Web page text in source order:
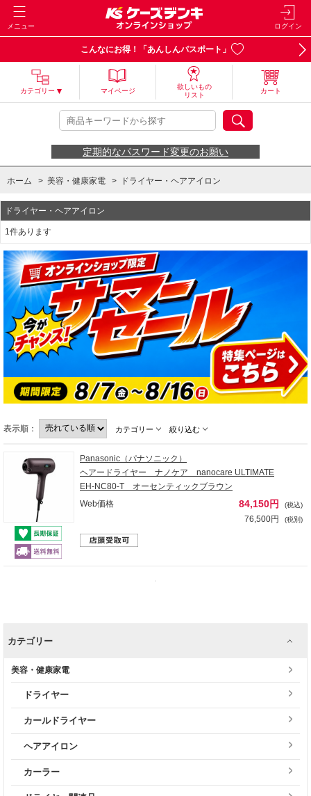
メニュー ログイン
こんなにお得！「あんしんパスポート」
カテゴリー マイページ
欲しいもの
リスト
カート
定期的なパスワード変更のお願い
ホーム > 美容・健康家電 > ドライヤー・ヘアアイロン
ドライヤー・ヘアアイロン
1件あります
表示順： カテゴリー 絞り込む
Panasonic（パナソニック）
ヘアードライヤー ナノケア nanocare ULTIMATE
EH-NC80-T オーセンティックブラウン
Web価格
84,150円 (税込)
76,500円 (税別)
カテゴリー
美容・健康家電
ドライヤー
カールドライヤー
ヘアアイロン
カーラー